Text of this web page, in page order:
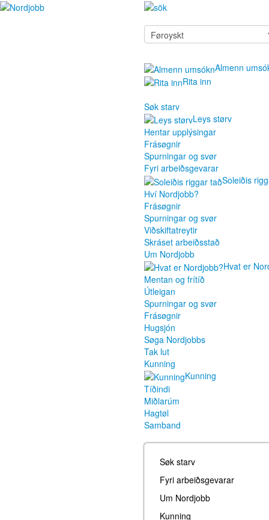
Almenn
Rita inn
Søk starv
Leys størv
Hentar upplýsingar
Frásøgnir
Spurningar og svør
Fyri arbeiðsgevarar
Soleiðis
Hví Nordjobb?
Frásøgnir
Spurningar og svør
Viðskiftatreytir
Skráset arbeiðsstað
Um Nordjobb
Hvat er
Mentan og frítíð
Útleigan
Spurningar og svør
Frásøgnir
Hugsjón
Søga Nordjobbs
Tak lut
Kunning
Kunning
Tíðindi
Miðlarúm
Hagtøl
Samband
Søk starv
Fyri arbeiðsgevarar
Um Nordjobb
Kunning